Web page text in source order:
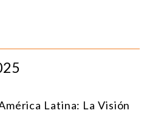
Latina: La Visión